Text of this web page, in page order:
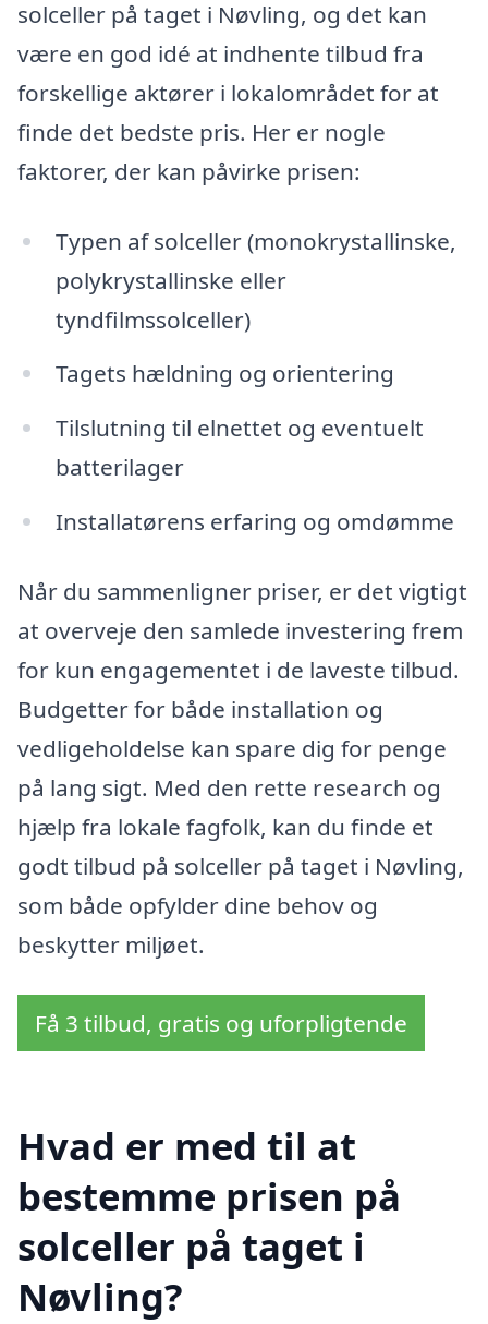
solceller på taget i Nøvling, og det kan
være en god idé at indhente tilbud fra
forskellige aktører i lokalområdet for at
finde det bedste pris. Her er nogle
faktorer, der kan påvirke prisen:
Typen af solceller (monokrystallinske,
polykrystallinske eller
tyndfilmssolceller)
Tagets hældning og orientering
Tilslutning til elnettet og eventuelt
batterilager
Installatørens erfaring og omdømme
Når du sammenligner priser, er det vigtigt
at overveje den samlede investering frem
for kun engagementet i de laveste tilbud.
Budgetter for både installation og
vedligeholdelse kan spare dig for penge
på lang sigt. Med den rette research og
hjælp fra lokale fagfolk, kan du finde et
godt tilbud på solceller på taget i Nøvling,
som både opfylder dine behov og
beskytter miljøet.
Få 3 tilbud, gratis og uforpligtende
Hvad er med til at
bestemme prisen på
solceller på taget i
Nøvling?